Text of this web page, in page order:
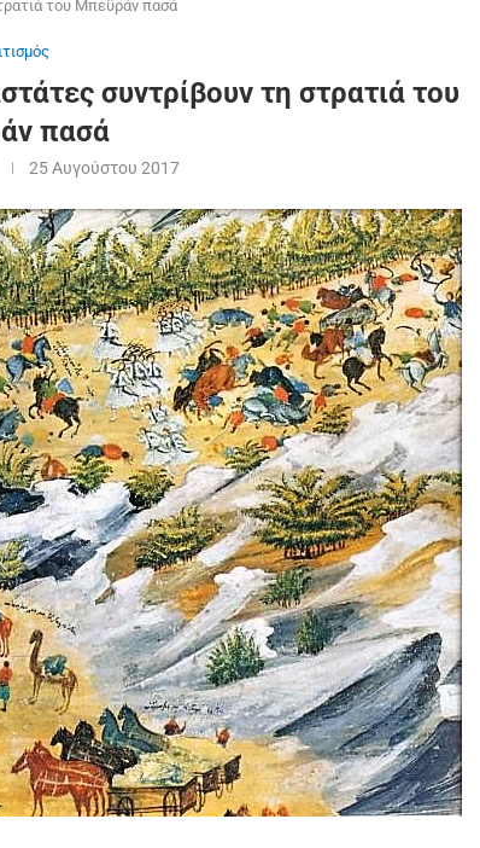
του Μπεϋράν πασά
συντρίβουν τη στρατιά του
πασά
25 Αυγούστου 2017